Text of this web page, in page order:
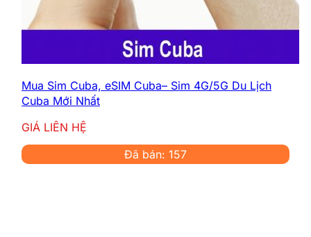
Congo, hãy ghi nhớ các số điện thoại khẩn
cấp sau để đảm bảo an toàn:
117
Cứu hỏa:18
Cấp cứu:15
Tổng đài hỗ trợ khách du lịch Cộng
trợ tiếng Pháp, giúp bạn yên tâm hơn trong
Mua Sim Cuba, eSIM Cuba– Sim 4G/5G Du Lịch
Cuba Mới Nhất
GIÁ LIÊN HỆ
Đã bán: 157